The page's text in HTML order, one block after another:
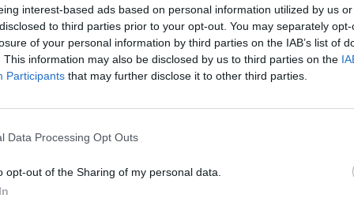
interest-based ads based on personal information utilized by us
to third parties prior to your opt-out. You may separately
of your personal information by third parties on the IAB’s list of
This information may also be disclosed by us to third parties on the
Participants that may further disclose it to other third parties.
Data Processing Opt Outs
opt-out of the Sharing of my personal data.
off of vehicles according to the operating procedures and
We are looking for you…
A dynamic, customer-oriented person who is able to
With prior experience in customer service of at least
A person who brings a positive attitude, the ability to
The opportunity to join a team of over 700